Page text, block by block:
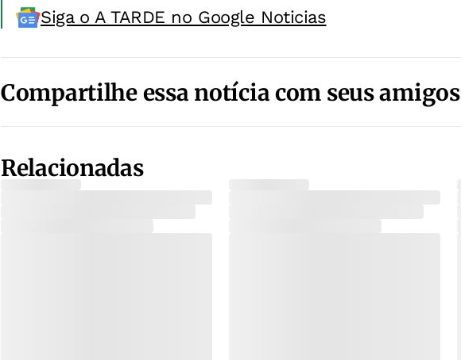
Siga o A TARDE no Google Noticias
Compartilhe essa notícia com seus amigos
Relacionadas